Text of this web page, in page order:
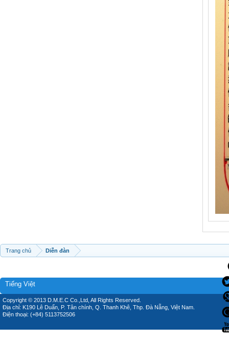
Trang chủ Diễn đàn
Tiếng Việt
Copyright © 2013 D.M.E.C Co.,Ltd, All Rights Reserved.
Địa chỉ: K190 Lê Duẩn, P. Tân chính, Q. Thanh Khê, Thp. Đà Nẵng, Việt Nam.
Điện thoại: (+84) 5113752506